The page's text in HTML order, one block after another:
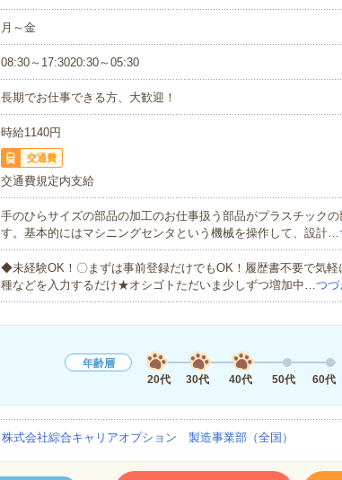
月～金
08:30～17:3020:30～05:30
長期でお仕事できる方、大歓迎！
時給1140円
交通費
交通費規定内支給
手のひらサイズの部品の加工のお仕事扱う部品がプラスチック
す。基本的にはマシニングセンタという機械を操作して、設計…
◆未経験OK！〇まずは事前登録だけでもOK！履歴書不要で気
種などを入力するだけ★オシゴトただいま少しずつ増加中…つづ
年齢層
20代
30代 40代 50代 60代
株式会社綜合キャリアオプション 製造事業部（全国）